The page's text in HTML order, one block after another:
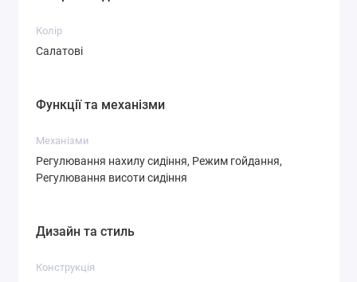
Колір
Салатові
Функції та механізми
Механізми
Регулювання нахилу сидіння, Режим гойдання,
Регулювання висоти сидіння
Дизайн та стиль
Конструкція